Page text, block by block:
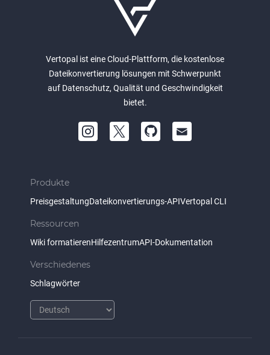
Vertopal ist eine Cloud-Plattform, die kostenlose
Dateikonvertierung lösungen mit Schwerpunkt
auf Datenschutz, Qualität und Geschwindigkeit
bietet.
Produkte
PreisgestaltungDateikonvertierungs-APIVertopal CLI
Ressourcen
Wiki formatierenHilfezentrumAPI-Dokumentation
Verschiedenes
Schlagwörter